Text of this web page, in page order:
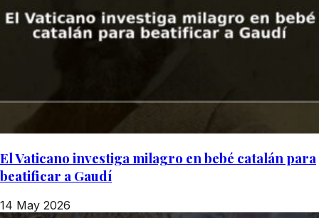
El Vaticano investiga milagro en bebé catalán para
beatificar a Gaudí
14 May 2026